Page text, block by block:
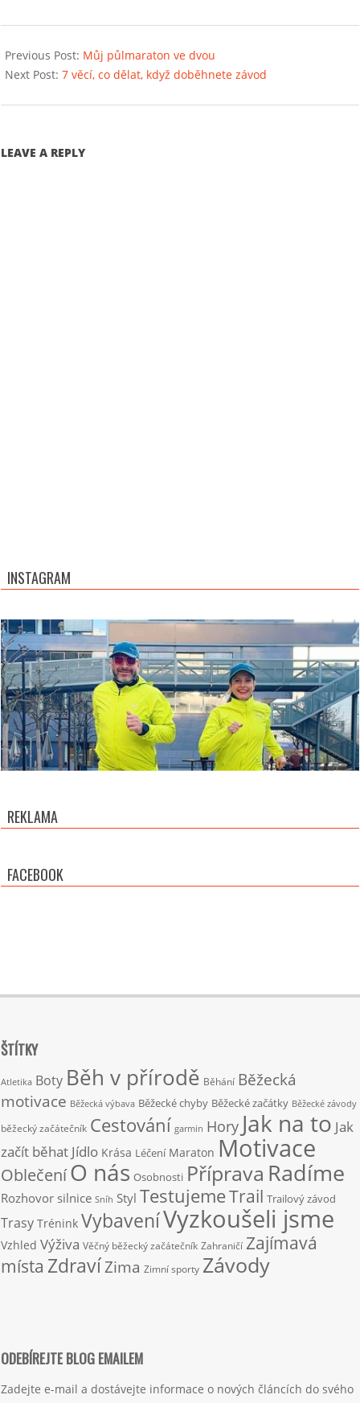
04-
09
Previous Post: Můj půlmaraton ve dvou
Next Post: 7 věcí, co dělat, když doběhnete závod
LEAVE A REPLY
INSTAGRAM
REKLAMA
FACEBOOK
ŠTÍTKY
Atletika Boty Běh v přírodě Běhání Běžecká
motivace Běžecká výbava Běžecké chyby Běžecké začátky Běžecké závody
běžecký začátečník Cestování garmin Hory Jak na to Jak
začít běhat Jídlo Krása Léčení Maraton Motivace
OblečeníO nás Osobnosti Příprava Radíme
Rozhovor silnice Sníh Styl TestujemeTrail Trailový závod
Trasy Trénink VybaveníVyzkoušeli jsme
Vzhled Výživa Věčný běžecký začátečník Zahraničí Zajímavá
místa ZdravíZima Zimní sporty Závody
ODEBÍREJTE BLOG EMAILEM
Zadejte e-mail a dostávejte informace o nových článcích do svého